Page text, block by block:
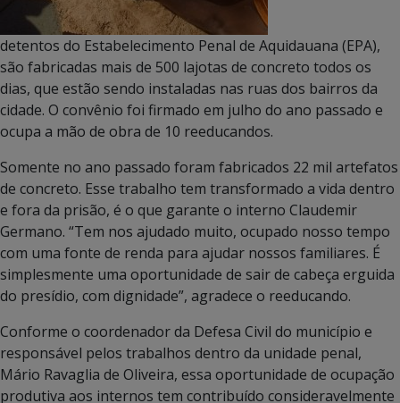
detentos do Estabelecimento Penal de Aquidauana (EPA),
são fabricadas mais de 500 lajotas de concreto todos os
dias, que estão sendo instaladas nas ruas dos bairros da
cidade. O convênio foi firmado em julho do ano passado e
ocupa a mão de obra de 10 reeducandos.
Somente no ano passado foram fabricados 22 mil artefatos
de concreto. Esse trabalho tem transformado a vida dentro
e fora da prisão, é o que garante o interno Claudemir
Germano. “Tem nos ajudado muito, ocupado nosso tempo
com uma fonte de renda para ajudar nossos familiares. É
simplesmente uma oportunidade de sair de cabeça erguida
do presídio, com dignidade”, agradece o reeducando.
Conforme o coordenador da Defesa Civil do município e
responsável pelos trabalhos dentro da unidade penal,
Mário Ravaglia de Oliveira, essa oportunidade de ocupação
produtiva aos internos tem contribuído consideravelmente